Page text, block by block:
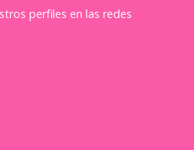
perfiles en las redes